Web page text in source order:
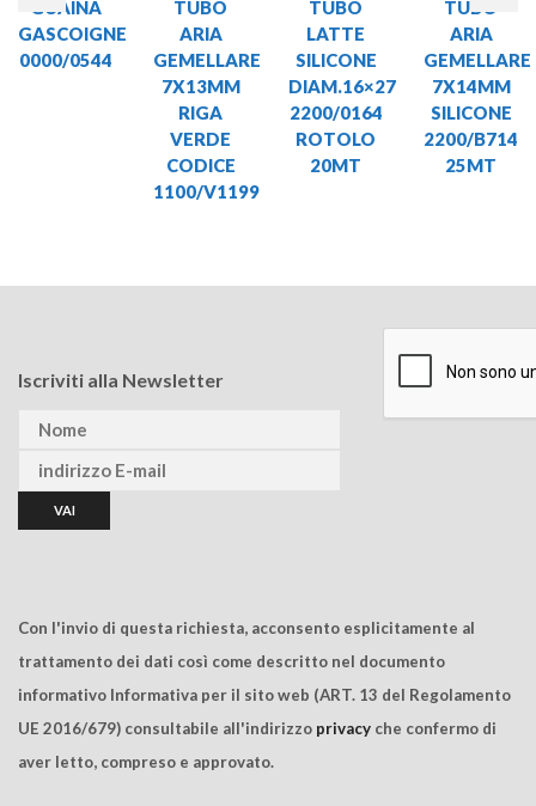
GUAINA
GASCOIGNE
0000/0544
TUBO
ARIA
GEMELLARE
7X13MM
RIGA
VERDE
CODICE
1100/V1199
TUBO
LATTE
SILICONE
DIAM.16×27
2200/0164
ROTOLO
20MT
TUBO
ARIA
GEMELLARE
7X14MM
SILICONE
2200/B714
25MT
Iscriviti alla Newsletter
Con l'invio di questa richiesta, acconsento esplicitamente al
trattamento dei dati così come descritto nel documento
informativo Informativa per il sito web (ART. 13 del Regolamento
UE 2016/679) consultabile all'indirizzo privacy che confermo di
aver letto, compreso e approvato.